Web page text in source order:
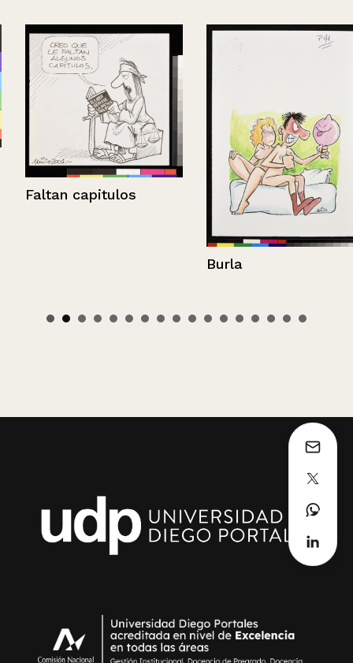
Faltan capitulos
Burla